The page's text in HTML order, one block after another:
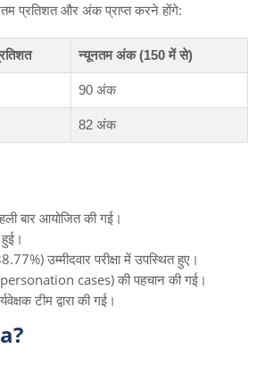
प्रतिशत और अंक प्राप्त करने होंगे:
न्यूनतम अंक (150 में से)
90 अंक
82 अंक
बार आयोजित की गई।
उम्मीदवार परीक्षा में उपस्थित हुए।
cases) की पहचान की गई।
टीम द्वारा की गई।